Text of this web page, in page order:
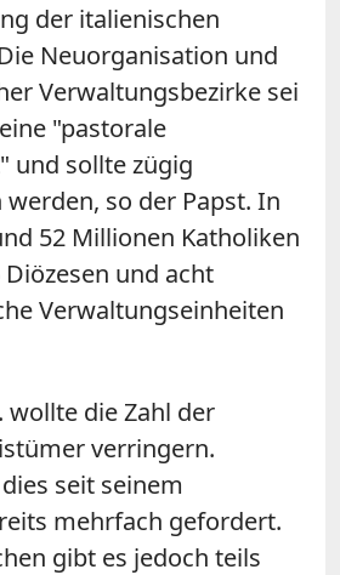
der italienischen
Neuorganisation und
Verwaltungsbezirke sei
"pastorale
und sollte zügig
so der Papst. In
52 Millionen Katholiken
und acht
Verwaltungseinheiten
wollte die Zahl der
verringern.
seit seinem
mehrfach gefordert.
gibt es jedoch teils